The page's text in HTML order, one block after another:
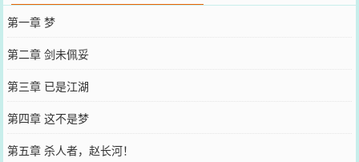
第一章 梦
第二章 剑未佩妥
第三章 已是江湖
第四章 这不是梦
第五章 杀人者，赵长河！